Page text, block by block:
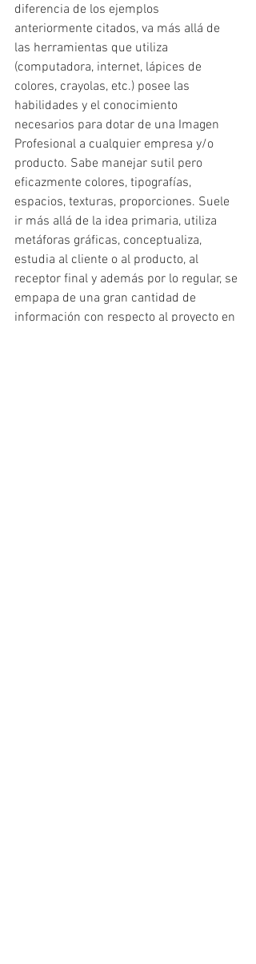
diferencia de los ejemplos
anteriormente citados, va más allá de
las herramientas que utiliza
(computadora, internet, lápices de
colores, crayolas, etc.) posee las
habilidades y el conocimiento
necesarios para dotar de una Imagen
Profesional a cualquier empresa y/o
producto. Sabe manejar sutil pero
eficazmente colores, tipografías,
espacios, texturas, proporciones. Suele
ir más allá de la idea primaria, utiliza
metáforas gráficas, conceptualiza,
estudia al cliente o al producto, al
receptor final y además por lo regular, se
empapa de una gran cantidad de
información con respecto al proyecto en